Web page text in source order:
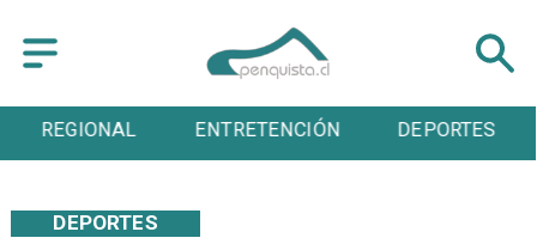
REGIONAL ENTRETENCIÓN DEPORTES
DEPORTES